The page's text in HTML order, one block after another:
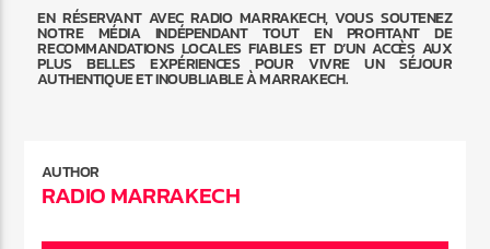
EN RÉSERVANT AVEC RADIO MARRAKECH, VOUS SOUTENEZ
NOTRE MÉDIA INDÉPENDANT TOUT EN PROFITANT DE
RECOMMANDATIONS LOCALES FIABLES ET D’UN ACCÈS AUX
PLUS BELLES EXPÉRIENCES POUR VIVRE UN SÉJOUR
AUTHENTIQUE ET INOUBLIABLE À MARRAKECH.
AUTHOR
RADIO MARRAKECH